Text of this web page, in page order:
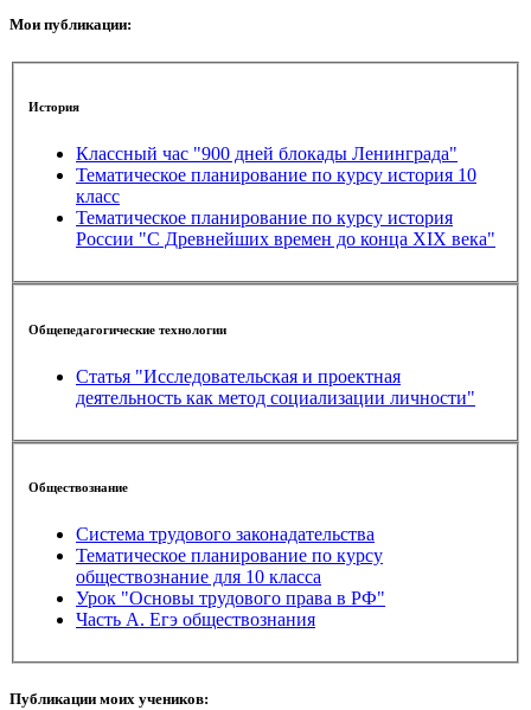
Мои публикации:
История
Классный час "900 дней блокады Ленинграда"
Тематическое планирование по курсу история 10
класс
Тематическое планирование по курсу история
России "С Древнейших времен до конца XIX века"
Общепедагогические технологии
Статья "Исследовательская и проектная
деятельность как метод социализации личности"
Обществознание
Система трудового законадательства
Тематическое планирование по курсу
обществознание для 10 класса
Урок "Основы трудового права в РФ"
Часть А. Егэ обществознания
Публикации моих учеников: